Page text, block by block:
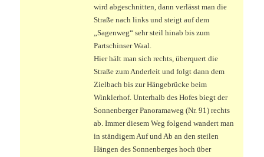
wird abgeschnitten, dann verlässt man die
Straße nach links und steigt auf dem
„Sagenweg“ sehr steil hinab bis zum
Partschinser Waal.
Hier hält man sich rechts, überquert die
Straße zum Anderleit und folgt dann dem
Zielbach bis zur Hängebrücke beim
Winklerhof. Unterhalb des Hofes biegt der
Sonnenberger Panoramaweg (Nr. 91) rechts
ab. Immer diesem Weg folgend wandert man
in ständigem Auf und Ab an den steilen
Hängen des Sonnenberges hoch über